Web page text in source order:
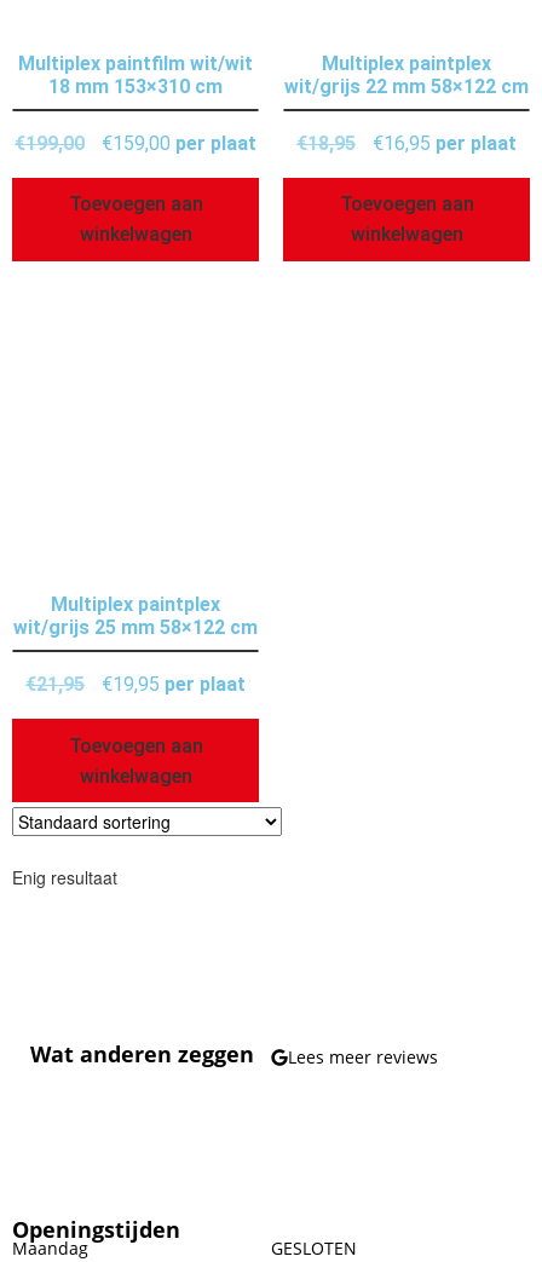
Multiplex paintfilm wit/wit
18 mm 153×310 cm
€199,00 €159,00 per plaat
Toevoegen aan
winkelwagen
Multiplex paintplex
wit/grijs 22 mm 58×122 cm
€18,95 €16,95 per plaat
Toevoegen aan
winkelwagen
Multiplex paintplex
wit/grijs 25 mm 58×122 cm
€21,95 €19,95 per plaat
Toevoegen aan
winkelwagen
Enig resultaat
Wat anderen zeggen Lees meer reviews
Openingstijden
Maandag
GESLOTEN